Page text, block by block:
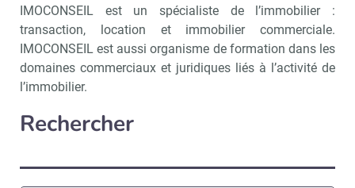
IMOCONSEIL est un spécialiste de l’immobilier :
transaction, location et immobilier commerciale.
IMOCONSEIL est aussi organisme de formation dans les
domaines commerciaux et juridiques liés à l’activité de
l’immobilier.
Rechercher